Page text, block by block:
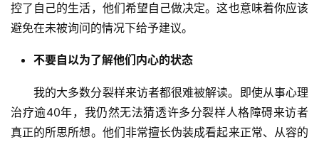
控了自己的生活，他们希望自己做决定。这也意味着你应该
避免在未被询问的情况下给予建议。
不要自以为了解他们内心的状态
我的大多数分裂样来访者都很难被解读。即使从事心理
治疗逾40年，我仍然无法猜透许多分裂样人格障碍来访者
真正的所思所想。他们非常擅长伪装成看起来正常、从容的